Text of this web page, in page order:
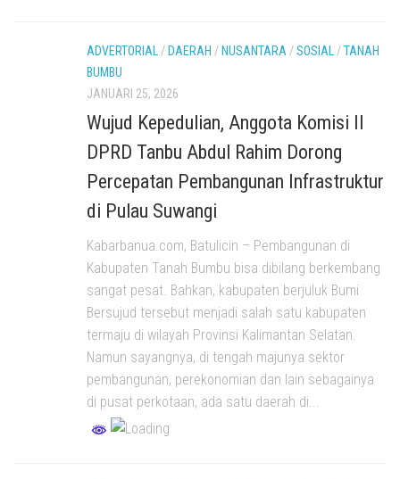
ADVERTORIAL /DAERAH /NUSANTARA /SOSIAL /TANAH
BUMBU
JANUARI 25, 2026
Wujud Kepedulian, Anggota Komisi II
DPRD Tanbu Abdul Rahim Dorong
Percepatan Pembangunan Infrastruktur
di Pulau Suwangi
Kabarbanua.com, Batulicin – Pembangunan di
Kabupaten Tanah Bumbu bisa dibilang berkembang
sangat pesat. Bahkan, kabupaten berjuluk Bumi
Bersujud tersebut menjadi salah satu kabupaten
termaju di wilayah Provinsi Kalimantan Selatan.
Namun sayangnya, di tengah majunya sektor
pembangunan, perekonomian dan lain sebagainya
di pusat perkotaan, ada satu daerah di...